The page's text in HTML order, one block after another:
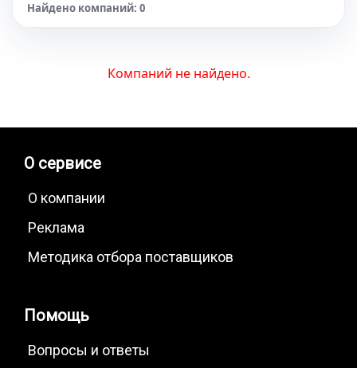
Найдено компаний: 0
Компаний не найдено.
О сервисе
О компании
Реклама
Методика отбора поставщиков
Помощь
Вопросы и ответы